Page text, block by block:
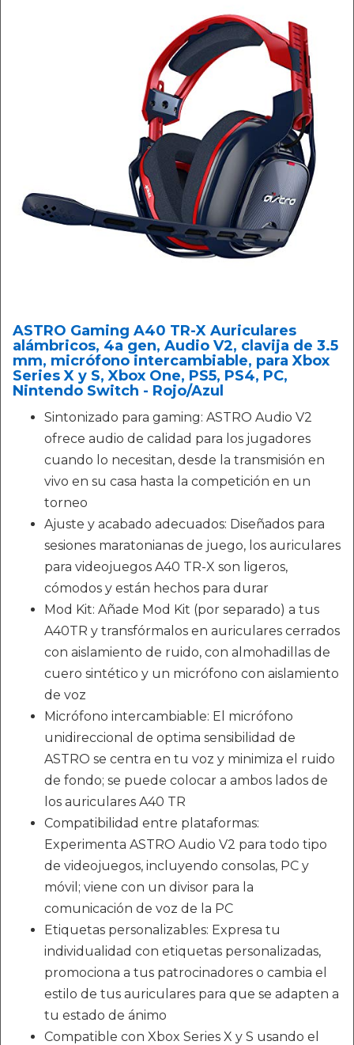
ASTRO Gaming A40 TR-X Auriculares
alámbricos, 4a gen, Audio V2, clavija de 3.5
mm, micrófono intercambiable, para Xbox
Series X y S, Xbox One, PS5, PS4, PC,
Nintendo Switch - Rojo/Azul
Sintonizado para gaming: ASTRO Audio V2
ofrece audio de calidad para los jugadores
cuando lo necesitan, desde la transmisión en
vivo en su casa hasta la competición en un
torneo
Ajuste y acabado adecuados: Diseñados para
sesiones maratonianas de juego, los auriculares
para videojuegos A40 TR-X son ligeros,
cómodos y están hechos para durar
Mod Kit: Añade Mod Kit (por separado) a tus
A40TR y transfórmalos en auriculares cerrados
con aislamiento de ruido, con almohadillas de
cuero sintético y un micrófono con aislamiento
de voz
Micrófono intercambiable: El micrófono
unidireccional de optima sensibilidad de
ASTRO se centra en tu voz y minimiza el ruido
de fondo; se puede colocar a ambos lados de
los auriculares A40 TR
Compatibilidad entre plataformas:
Experimenta ASTRO Audio V2 para todo tipo
de videojuegos, incluyendo consolas, PC y
móvil; viene con un divisor para la
comunicación de voz de la PC
Etiquetas personalizables: Expresa tu
individualidad con etiquetas personalizadas,
promociona a tus patrocinadores o cambia el
estilo de tus auriculares para que se adapten a
tu estado de ánimo
Compatible con Xbox Series X y S usando el